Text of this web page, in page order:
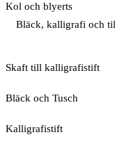
Kol och blyerts
Bläck, kalligrafi och
Skaft till kalligrafistift
Bläck och Tusch
Kalligrafistift